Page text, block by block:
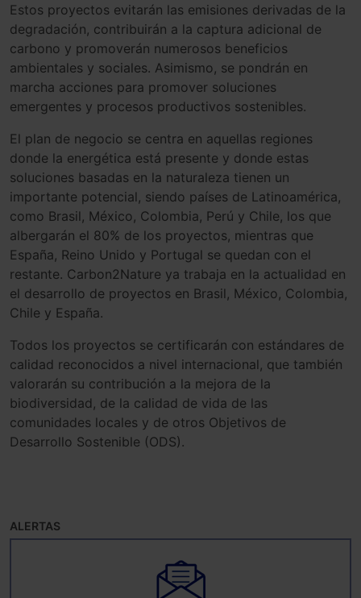
Estos proyectos evitarán las emisiones derivadas de la
degradación, contribuirán a la captura adicional de
carbono y promoverán numerosos beneficios
ambientales y sociales. Asimismo, se pondrán en
marcha acciones para promover soluciones
emergentes y procesos productivos sostenibles.
El plan de negocio se centra en aquellas regiones
donde la energética está presente y donde estas
soluciones basadas en la naturaleza tienen un
importante potencial, siendo países de Latinoamérica,
como Brasil, México, Colombia, Perú y Chile, los que
albergarán el 80% de los proyectos, mientras que
España, Reino Unido y Portugal se quedan con el
restante. Carbon2Nature ya trabaja en la actualidad en
el desarrollo de proyectos en Brasil, México, Colombia,
Chile y España.
Todos los proyectos se certificarán con estándares de
calidad reconocidos a nivel internacional, que también
valorarán su contribución a la mejora de la
biodiversidad, de la calidad de vida de las
comunidades locales y de otros Objetivos de
Desarrollo Sostenible (ODS).
ALERTAS